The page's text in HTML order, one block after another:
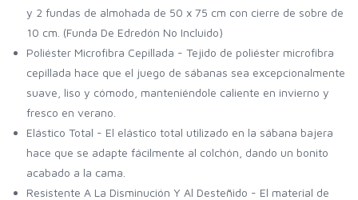
y 2 fundas de almohada de 50 x 75 cm con cierre de sobre de
10 cm. (Funda De Edredón No Incluido)
Poliéster Microfibra Cepillada - Tejido de poliéster microfibra
cepillada hace que el juego de sábanas sea excepcionalmente
suave, liso y cómodo, manteniéndole caliente en invierno y
fresco en verano.
Elástico Total - El elástico total utilizado en la sábana bajera
hace que se adapte fácilmente al colchón, dando un bonito
acabado a la cama.
Resistente A La Disminución Y Al Desteñido - El material de